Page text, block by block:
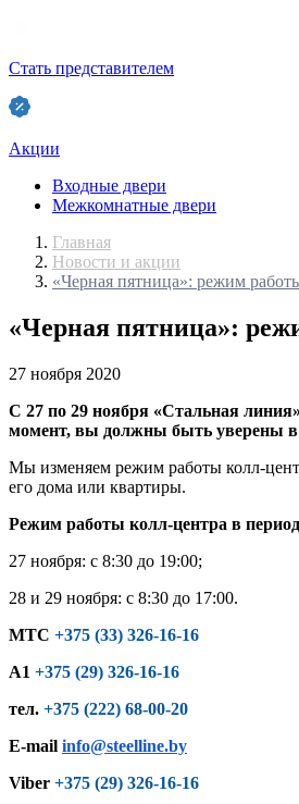
Стать представителем
Акции
Входные двери
Межкомнатные двери
Главная
Новости и акции
«Черная пятница»: режим
«Черная пятница»:
27 ноября 2020
С 27 по 29 ноября «Стальная
момент, вы должны быть уверены в
Мы изменяем режим работы колл-
его дома или квартиры.
Режим работы колл-центра в
27 ноября: с 8:30 до 19:00;
28 и 29 ноября: с 8:30 до 17:00.
МТС +375 (33) 326-16-16
A1 +375 (29) 326-16-16
тел. +375 (222) 68-00-20
E-mail info@steelline.by
Viber +375 (29) 326-16-16